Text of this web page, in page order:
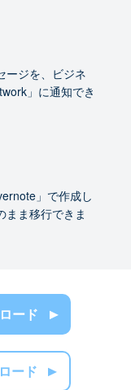
ージを、ビジネ
」に通知でき
」で作成し
まま移行できま
ード
ード